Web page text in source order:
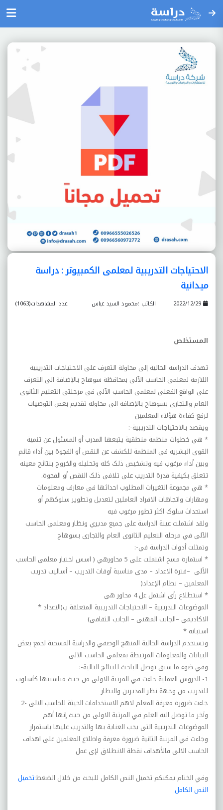
الاحتياجات التدريبية لمعلمى الکمبيوتر : دراسة
ميدانية
عدد المشاهدات(1063) الكاتب :محمود السيد عباس
المستخلص
تهدف الدراسة الحالية إلى محاولة التعرف على الاحتياجات التدريبية
اللازمة لمعلمى الحاسب الآلى بمحافظة سوهاج بالإضافة الى التعرف
على الواقع الفعلى لمعلمى الحاسب الآلى في مرحلتى التعليم الثانوى
العام والتجارى بسوهاج بالإضافة الى محاولة تقديم بعض التوصيات
لرفع کفاءة هؤلاء المعلمين
ويقصد بالاحتياجات التدريبية:-
* هي خطوات منظمة منطقية يتبعها المدرب أو المسئول عن تنمية
القوى البشرية في المنظمة للکشف عن النقص أو الفجوة بين أداء قائم
وبين أداء مرغوب فيه وتشخيص ذلک کله وتحليله والخروج بنتائج معينه
تتعلق بکيفية قدرة التدريب على تلافى ذلک النقص أو الفجوة.
* هي مجموعة التغيرات المطلوب احداثها في معارف ومعلومات
ومهارات واتجاهات الافراد العاملين لتعديل وتطوير سلوکهم أو
استحداث سلوک اکثر تطور مرغوب فيه
ولقد اشتملت عينة الدراسة على جميع مديري ونظار ومعلمي الحاسب
الآلى في مرحلة التعليم الثانوى العام والتجارى بسوهاج
وتمثلت أدوات الدراسة في:-
*
استمارة مسح اشتملت على 5 محاورهي ( اسس اختيار معلمى الحاسب
الألى –فترة الاعداد – مدى مناسبة أوقات التدريب – أساليب تدريب
المعلمين – نظام الإعداد)
* استطلاع رأى اشتمل عل 4 محاور هى
* الموضوعات التدريبية – الاحتياجات التدريبية المتعلقة ب(الاعداد
الاکاديمى –الجانب المهنى – الجانب الثقافى)
* استبانه
وتستخدم الدراسة الحالية المنهج الوصفي والدراسة المسحية لجمع بعض
البيانات والمعلومات المرتبطة بمعلمى الحاسب الآلى
وفي ضوء ما سبق توصل الباحث للنتائج التالية:-
1- الدروس العملية جاءت في المرتبة الاولى من حيث مناسبتها کأسلوب
للتدريب من وجهة نظر المديرين والنظار
2- جاءت ضرورة معرفة المعلم لاهم الاستخدامات الحيثة للحاسب الالى
وآخر ما توصل اليه العلم في المرتبة الاولى من حيث إنها أهم
الموضوعات التدريبية التى يجب العناية بها والتدريب عليها باستمرار
وجاءت في المرتبة الثانية ضرورة معرفة واطلاع المعلمين على اهداف
الحاسب الالى فالأهداف نقطة الانطلاق لإى عمل
وفي الختام يمكنكم تحميل النص الكامل للبحث من خلال الضغط:تحميل
النص الكامل